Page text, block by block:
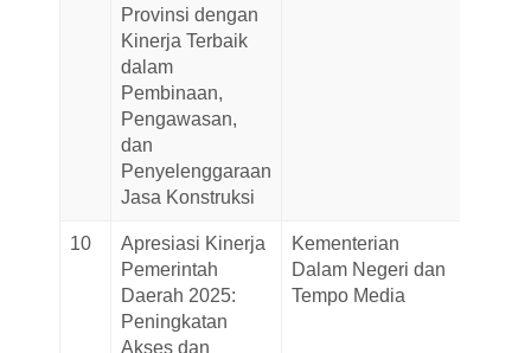
Provinsi dengan
Kinerja Terbaik
dalam
Pembinaan,
Pengawasan,
dan
Penyelenggaraan
Jasa Konstruksi
10
Apresiasi Kinerja
Pemerintah
Daerah 2025:
Peningkatan
Akses dan
Kementerian
Dalam Negeri dan
Tempo Media